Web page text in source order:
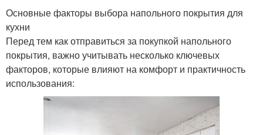
Основные факторы выбора напольного покрытия для
кухни
Перед тем как отправиться за покупкой напольного
покрытия, важно учитывать несколько ключевых
факторов, которые влияют на комфорт и практичность
использования: